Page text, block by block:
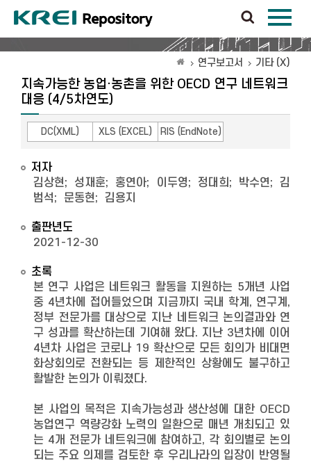
연구보고서 기타 (X)
지속가능한 농업·농촌을 위한 OECD 연구 네트워크
대응 (4/5차연도)
DC(XML) XLS (EXCEL) RIS (EndNote)
저자
김상현; 성재훈; 홍연아; 이두영; 정대희 ; 박수연;김
범석; 문동현; 김용지
출판년도
2021-12-30
초록
본 연구 사업은 네트워크 활동을 지원하는 5개년 사업
중 4년차에 접어들었으며 지금까지 국내 학계, 연구계,
정부 전문가를 대상으로 지난 네트워크 논의결과와 연
구 성과를 확산하는데 기여해 왔다. 지난 3년차에 이어
4년차 사업은 코로나 19 확산으로 모든 회의가 비대면
화상회의로 전환되는 등 제한적인 상황에도 불구하고
활발한 논의가 이뤄졌다.
본 사업의 목적은 지속가능성과 생산성에 대한 OECD
농업연구 역량강화 노력의 일환으로 매년 개최되고 있
는 4개 전문가 네트워크에 참여하고, 각 회의별로 논의
되는 주요 의제를 검토한 후 우리나라의 입장이 반영될